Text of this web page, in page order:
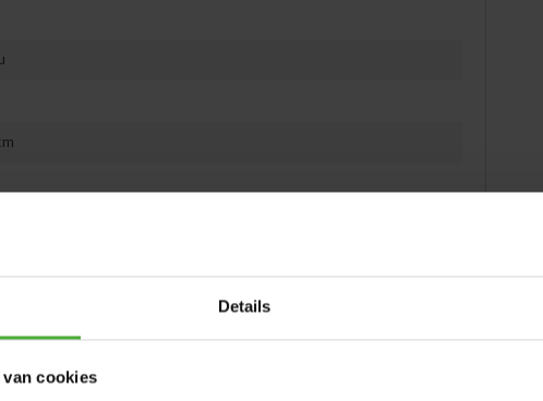
Details
van cookies
Produkt nach dem Kauf registrierst